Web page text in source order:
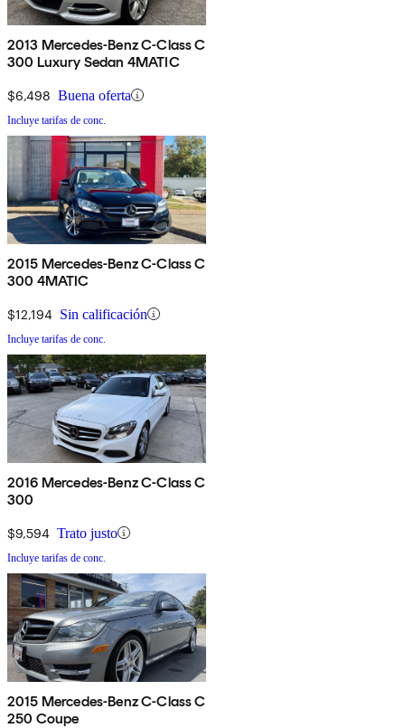
2013 Mercedes-Benz C-Class C
300 Luxury Sedan 4MATIC
$6,498 Buena oferta
Incluye tarifas de conc.
2015 Mercedes-Benz C-Class C
300 4MATIC
$12,194 Sin calificación
Incluye tarifas de conc.
2016 Mercedes-Benz C-Class C
300
$9,594 Trato justo
Incluye tarifas de conc.
2015 Mercedes-Benz C-Class C
250 Coupe